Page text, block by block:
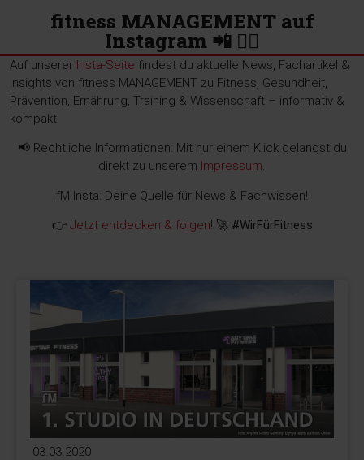
fitness MANAGEMENT auf
Instagram 📲 🏋️‍♂️
Auf unserer Insta-Seite findest du aktuelle News, Fachartikel &
Insights von fitness MANAGEMENT zu Fitness, Gesundheit,
Prävention, Ernährung, Training & Wissenschaft – informativ &
kompakt!
📢 Rechtliche Informationen: Mit nur einem Klick gelangst du
direkt zu unserem Impressum.
fM Insta: Deine Quelle für News & Fachwissen!
👉 Jetzt entdecken & folgen! 🚀 #WirFürFitness
03.03.2020